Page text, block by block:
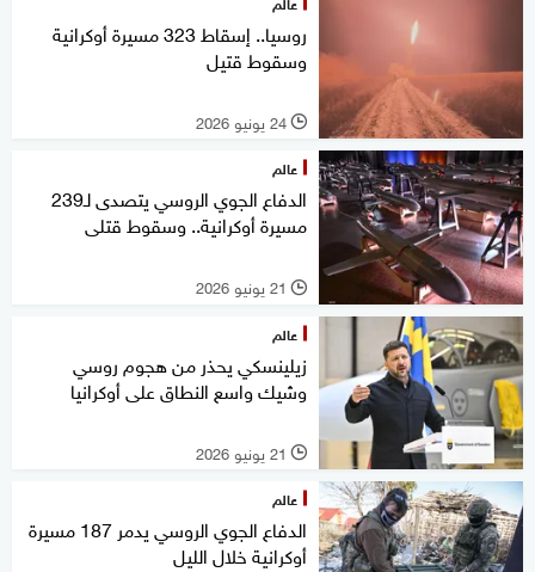
روسيا.. إسقاط 323 مسيرة أوكرانية
وسقوط قتيل
l 24 يونيو 2026
عالم
الدفاع الجوي الروسي يتصدى لـ239
مسيرة أوكرانية.. وسقوط قتلى
l 21 يونيو 2026
عالم
زيلينسكي يحذر من هجوم روسي
وشيك واسع النطاق على أوكرانيا
l 21 يونيو 2026
عالم
الدفاع الجوي الروسي يدمر 187 مسيرة
أوكرانية خلال الليل